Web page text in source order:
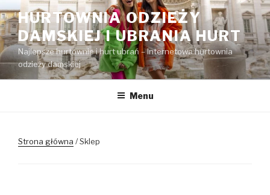
Przejdź
do
treści
HURTOWNIA ODZIEŻY
DAMSKIEJ I UBRANIA HURT
Najlepsze hurtownie i hurt ubrań – Internetowa hurtownia
odzieży damskiej
Menu
Strona główna / Sklep